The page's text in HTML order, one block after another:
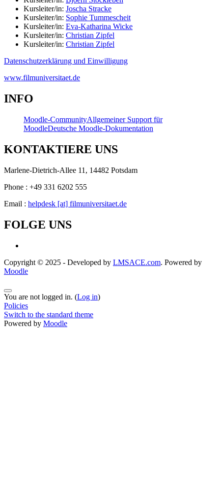
Kursleiter/in: Joscha Stracke
Kursleiter/in: Sophie Tummescheit
Kursleiter/in: Eva-Katharina Wicke
Kursleiter/in: Christian Zipfel
Kursleiter/in: Christian Zipfel
Datenschutzerklärung und Einwilligung
www.filmuniversitaet.de
INFO
Moodle-CommunityAllgemeiner Support für
MoodleDeutsche Moodle-Dokumentation
KONTAKTIERE UNS
Marlene-Dietrich-Allee 11, 14482 Potsdam
Phone : +49 331 6202 555
Email : helpdesk [at] filmuniversitaet.de
FOLGE UNS
Copyright © 2025 - Developed by LMSACE.com. Powered by
Moodle
You are not logged in. (Log in)
Policies
Switch to the standard theme
Powered by Moodle